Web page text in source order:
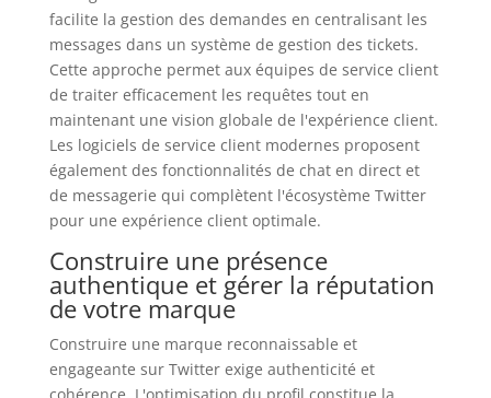
facilite la gestion des demandes en centralisant les
messages dans un système de gestion des tickets.
Cette approche permet aux équipes de service client
de traiter efficacement les requêtes tout en
maintenant une vision globale de l'expérience client.
Les logiciels de service client modernes proposent
également des fonctionnalités de chat en direct et
de messagerie qui complètent l'écosystème Twitter
pour une expérience client optimale.
Construire une présence
authentique et gérer la réputation
de votre marque
Construire une marque reconnaissable et
engageante sur Twitter exige authenticité et